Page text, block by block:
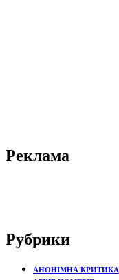
Реклама
Рубрики
АНОНІМНА КРИТИКА